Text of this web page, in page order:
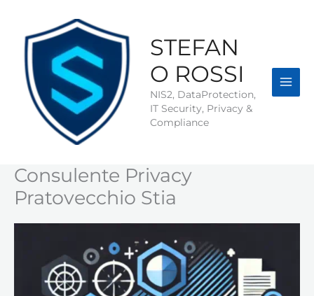
contenuto
STEFAN
O ROSSI
NIS2, DataProtection,
IT Security, Privacy &
Compliance
Consulente Privacy
Pratovecchio Stia